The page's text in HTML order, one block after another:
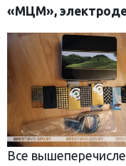
«МЦМ»,
Все